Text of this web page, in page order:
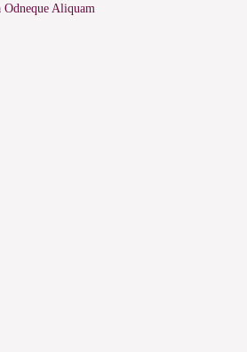
Odneque Aliquam